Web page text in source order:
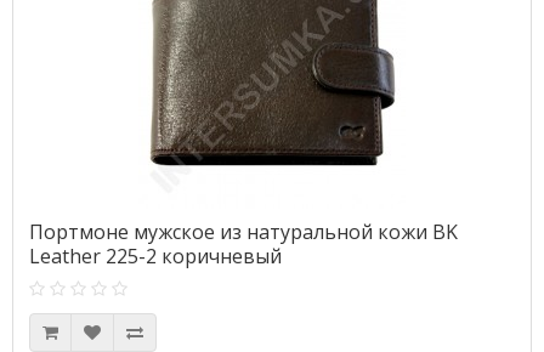
Портмоне мужское из натуральной кожи BK
Leather 225-2 коричневый